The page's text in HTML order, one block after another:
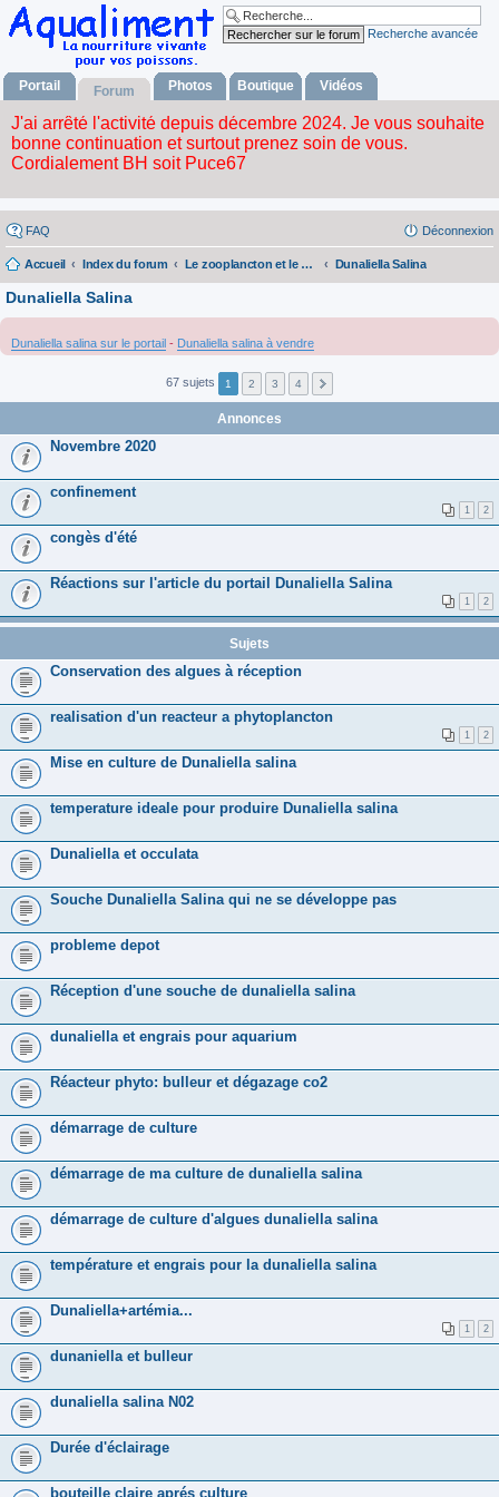
Recherche avancée
Portail Forum Photos Boutique Vidéos
FAQ Déconnexion
Accueil Index du forum Le zooplancton et le phytoplancton Dunaliella Salina
Dunaliella Salina
Dunaliella salina sur le portail - Dunaliella salina à vendre
67 sujets 1 2 3 4
Annonces
Novembre 2020
confinement
1 2
congès d'été
Réactions sur l'article du portail Dunaliella Salina
1 2
Sujets
Conservation des algues à réception
realisation d'un reacteur a phytoplancton
1 2
Mise en culture de Dunaliella salina
temperature ideale pour produire Dunaliella salina
Dunaliella et occulata
Souche Dunaliella Salina qui ne se développe pas
probleme depot
Réception d'une souche de dunaliella salina
dunaliella et engrais pour aquarium
Réacteur phyto: bulleur et dégazage co2
démarrage de culture
démarrage de ma culture de dunaliella salina
démarrage de culture d'algues dunaliella salina
température et engrais pour la dunaliella salina
Dunaliella+artémia...
1 2
dunaniella et bulleur
dunaliella salina N02
Durée d'éclairage
bouteille claire aprés culture